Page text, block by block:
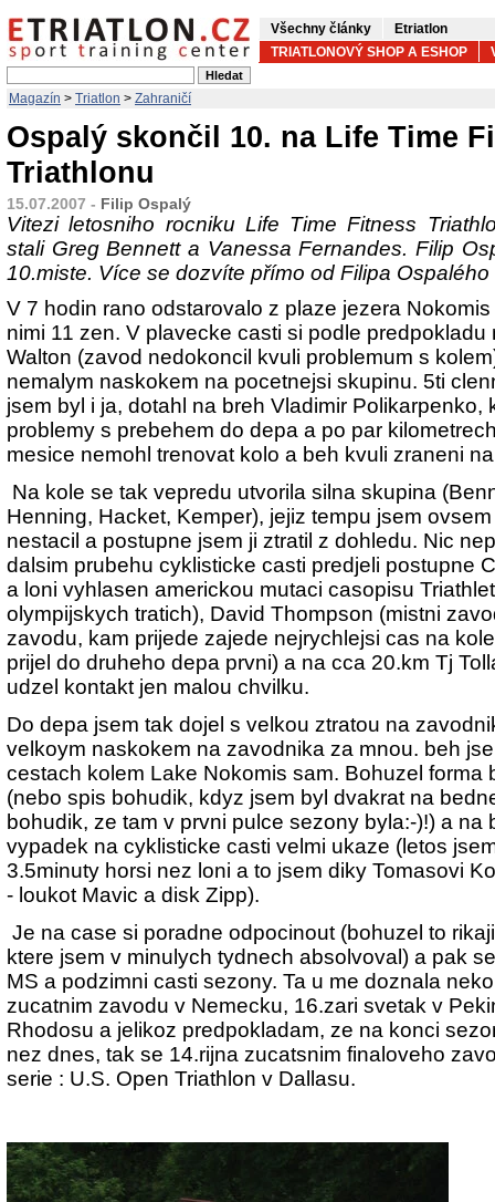
Všechny články
Etriatlon
TRIATLONOVÝ SHOP A ESHOP
Magazín > Triatlon > Zahraničí
Ospalý skončil 10. na Life Time
Triathlonu
15.07.2007 - Filip Ospalý
Vitezi letosniho rocniku Life Time Fitness
stali Greg Bennett a Vanessa Fernandes. Filip
10.miste. Více se dozvíte přímo od Filipa Ospalého
V 7 hodin rano odstarovalo z plaze jezera
nimi 11 zen. V plavecke casti si podle predpokladu
Walton (zavod nedokoncil kvuli problemum s
nemalym naskokem na pocetnejsi skupinu. 5ti
jsem byl i ja, dotahl na breh Vladimir Polikarpenko,
problemy s prebehem do depa a po par
mesice nemohl trenovat kolo a beh kvuli zraneni
Na kole se tak vepredu utvorila silna skupina
Henning, Hacket, Kemper), jejiz tempu jsem
nestacil a postupne jsem ji ztratil z dohledu. Nic
dalsim prubehu cyklisticke casti predjeli postupne
a loni vyhlasen americkou mutaci casopisu
olympijskych tratich), David Thompson (mistni
zavodu, kam prijede zajede nejrychlejsi cas na
prijel do druheho depa prvni) a na cca 20.km Tj
udzel kontakt jen malou chvilku.
Do depa jsem tak dojel s velkou ztratou na
velkoym naskokem na zavodnika za mnou. beh
cestach kolem Lake Nokomis sam. Bohuzel forma
(nebo spis bohudik, kdyz jsem byl dvakrat na
bohudik, ze tam v prvni pulce sezony byla:-)!) a
vypadek na cyklisticke casti velmi ukaze (letos
3.5minuty horsi nez loni a to jsem diky Tomasovi
- loukot Mavic a disk Zipp).
Je na case si poradne odpocinout (bohuzel to
ktere jsem v minulych tydnech absolvoval) a pak
MS a podzimni casti sezony. Ta u me doznala
zucatnim zavodu v Nemecku, 16.zari svetak v
Rhodosu a jelikoz predpokladam, ze na konci
nez dnes, tak se 14.rijna zucatsnim finaloveho
serie : U.S. Open Triathlon v Dallasu.